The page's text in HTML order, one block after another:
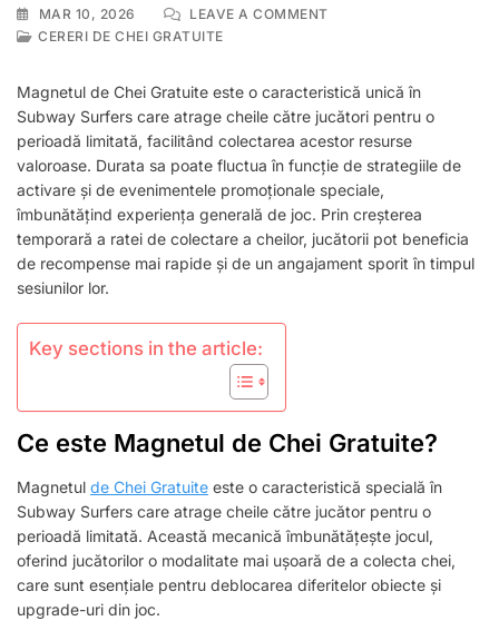
MAR 10, 2026 LEAVE A COMMENTON
GRATUITE:
DURATĂ,
EFECTE,
STRATEGII
ACTIVARE
CERERI DE CHEI GRATUITE
Magnetul de Chei Gratuite este o caracteristică unică în
Subway Surfers care atrage cheile către jucători pentru o
perioadă limitată, facilitând colectarea acestor resurse
valoroase. Durata sa poate fluctua în funcție de strategiile de
activare și de evenimentele promoționale speciale,
îmbunătățind experiența generală de joc. Prin creșterea
temporară a ratei de colectare a cheilor, jucătorii pot beneficia
de recompense mai rapide și de un angajament sporit în timpul
sesiunilor lor.
Key sections in the article:
Ce este Magnetul de Chei Gratuite?
Magnetul de Chei Gratuite este o caracteristică specială în
Subway Surfers care atrage cheile către jucător pentru o
perioadă limitată. Această mecanică îmbunătățește jocul,
oferind jucătorilor o modalitate mai ușoară de a colecta chei,
care sunt esențiale pentru deblocarea diferitelor obiecte și
upgrade-uri din joc.